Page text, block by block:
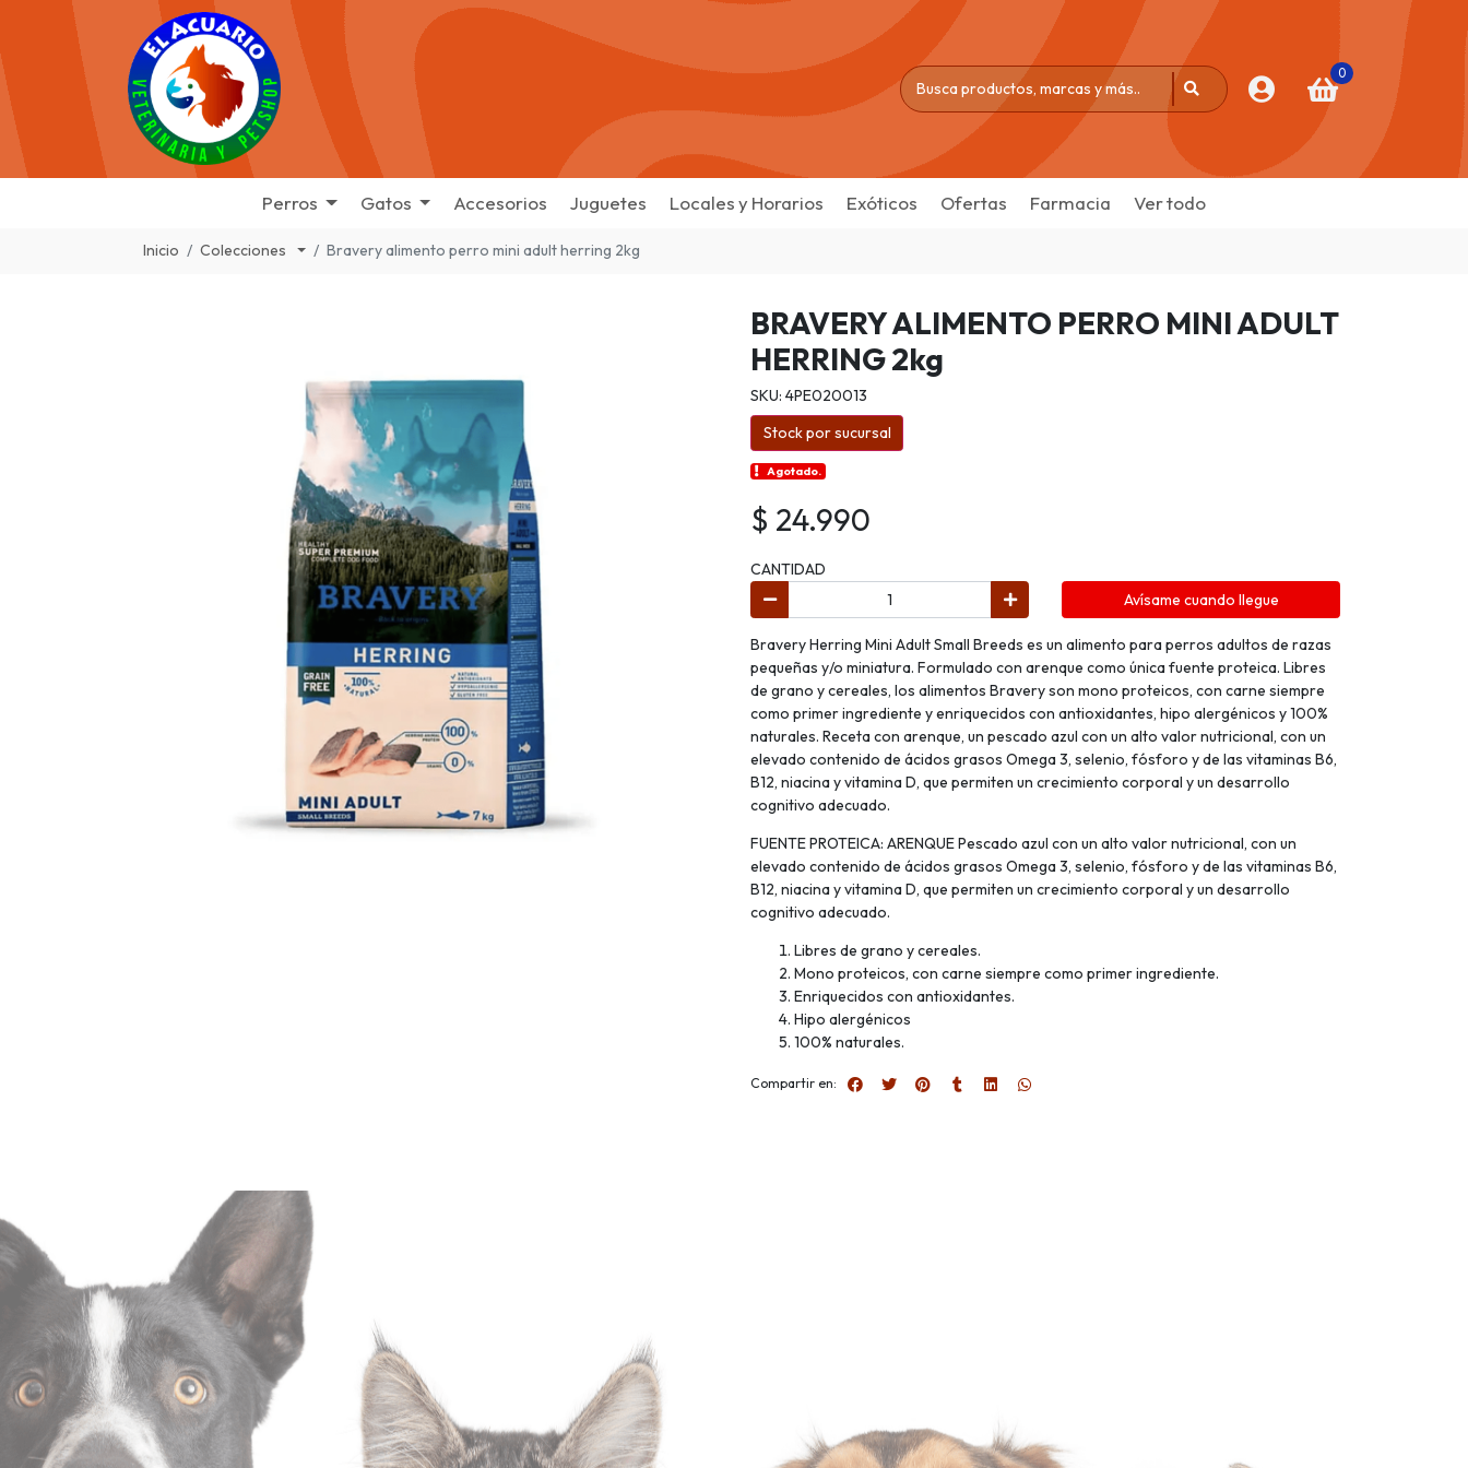
0
Perros Gatos Accesorios Juguetes Locales y Horarios Exóticos Ofertas Farmacia Ver todo
Inicio Colecciones Bravery alimento perro mini adult herring 2kg
BRAVERY ALIMENTO PERRO MINI ADULT
HERRING 2kg
SKU: 4PE020013
Stock por sucursal
Agotado.
$ 24.990
CANTIDAD
Avísame cuando llegue
Bravery Herring Mini Adult Small Breeds es un alimento para perros adultos de razas
pequeñas y/o miniatura. Formulado con arenque como única fuente proteica. Libres
de grano y cereales, los alimentos Bravery son mono proteicos, con carne siempre
como primer ingrediente y enriquecidos con antioxidantes, hipo alergénicos y 100%
naturales. Receta con arenque, un pescado azul con un alto valor nutricional, con un
elevado contenido de ácidos grasos Omega 3, selenio, fósforo y de las vitaminas B6,
B12, niacina y vitamina D, que permiten un crecimiento corporal y un desarrollo
cognitivo adecuado.
FUENTE PROTEICA: ARENQUE Pescado azul con un alto valor nutricional, con un
elevado contenido de ácidos grasos Omega 3, selenio, fósforo y de las vitaminas B6,
B12, niacina y vitamina D, que permiten un crecimiento corporal y un desarrollo
cognitivo adecuado.
Libres de grano y cereales.
Mono proteicos, con carne siempre como primer ingrediente.
Enriquecidos con antioxidantes.
Hipo alergénicos
100% naturales.
Compartir en: